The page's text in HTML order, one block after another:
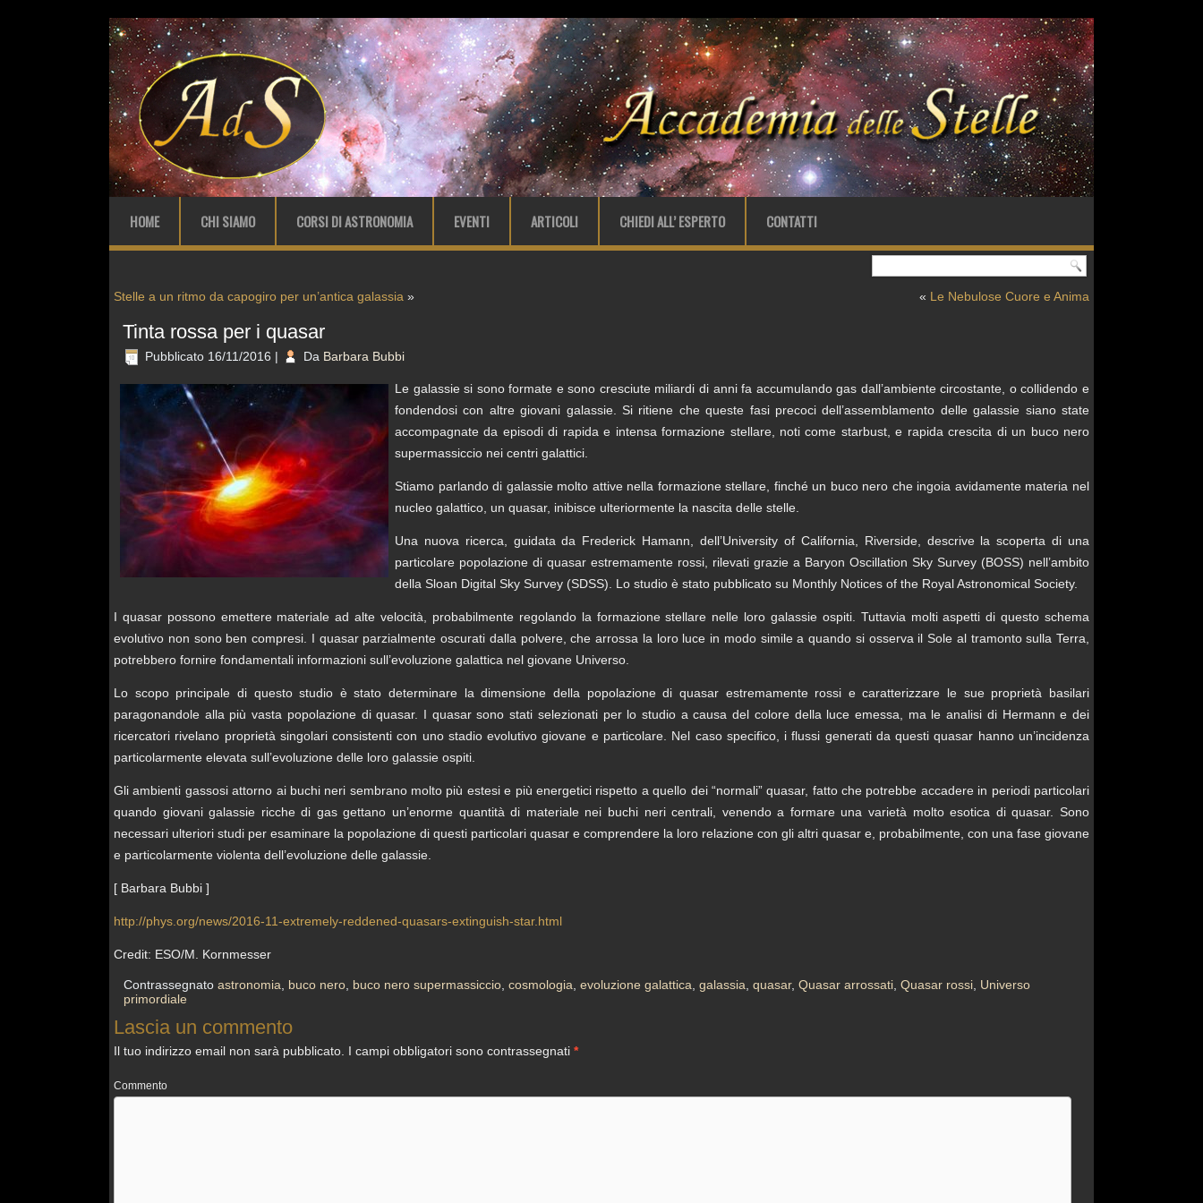
HOME CHI SIAMO CORSI DI ASTRONOMIA EVENTI ARTICOLI CHIEDI ALL’ ESPERTO CONTATTI
Stelle a un ritmo da capogiro per un’antica galassia » « Le Nebulose Cuore e Anima
Tinta rossa per i quasar
Pubblicato 16/11/2016 | Da Barbara Bubbi
Le galassie si sono formate e sono cresciute miliardi di anni fa accumulando gas dall’ambiente circostante, o collidendo e
fondendosi con altre giovani galassie. Si ritiene che queste fasi precoci dell’assemblamento delle galassie siano state
accompagnate da episodi di rapida e intensa formazione stellare, noti come starbust, e rapida crescita di un buco nero
supermassiccio nei centri galattici.
Stiamo parlando di galassie molto attive nella formazione stellare, finché un buco nero che ingoia avidamente materia nel
nucleo galattico, un quasar, inibisce ulteriormente la nascita delle stelle.
Una nuova ricerca, guidata da Frederick Hamann, dell’University of California, Riverside, descrive la scoperta di una
particolare popolazione di quasar estremamente rossi, rilevati grazie a Baryon Oscillation Sky Survey (BOSS) nell’ambito
della Sloan Digital Sky Survey (SDSS). Lo studio è stato pubblicato su Monthly Notices of the Royal Astronomical Society.
I quasar possono emettere materiale ad alte velocità, probabilmente regolando la formazione stellare nelle loro galassie ospiti. Tuttavia molti aspetti di questo schema
evolutivo non sono ben compresi. I quasar parzialmente oscurati dalla polvere, che arrossa la loro luce in modo simile a quando si osserva il Sole al tramonto sulla Terra,
potrebbero fornire fondamentali informazioni sull’evoluzione galattica nel giovane Universo.
Lo scopo principale di questo studio è stato determinare la dimensione della popolazione di quasar estremamente rossi e caratterizzare le sue proprietà basilari
paragonandole alla più vasta popolazione di quasar. I quasar sono stati selezionati per lo studio a causa del colore della luce emessa, ma le analisi di Hermann e dei
ricercatori rivelano proprietà singolari consistenti con uno stadio evolutivo giovane e particolare. Nel caso specifico, i flussi generati da questi quasar hanno un’incidenza
particolarmente elevata sull’evoluzione delle loro galassie ospiti.
Gli ambienti gassosi attorno ai buchi neri sembrano molto più estesi e più energetici rispetto a quello dei “normali” quasar, fatto che potrebbe accadere in periodi particolari
quando giovani galassie ricche di gas gettano un’enorme quantità di materiale nei buchi neri centrali, venendo a formare una varietà molto esotica di quasar. Sono
necessari ulteriori studi per esaminare la popolazione di questi particolari quasar e comprendere la loro relazione con gli altri quasar e, probabilmente, con una fase giovane
e particolarmente violenta dell’evoluzione delle galassie.
[ Barbara Bubbi ]
http://phys.org/news/2016-11-extremely-reddened-quasars-extinguish-star.html
Credit: ESO/M. Kornmesser
Contrassegnato astronomia, buco nero, buco nero supermassiccio, cosmologia, evoluzione galattica, galassia, quasar, Quasar arrossati, Quasar rossi, Universo
primordiale
Lascia un commento
Il tuo indirizzo email non sarà pubblicato. I campi obbligatori sono contrassegnati *
Commento